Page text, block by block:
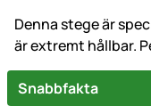
Denna stege är
är extremt hållbar.
Snabbfakta